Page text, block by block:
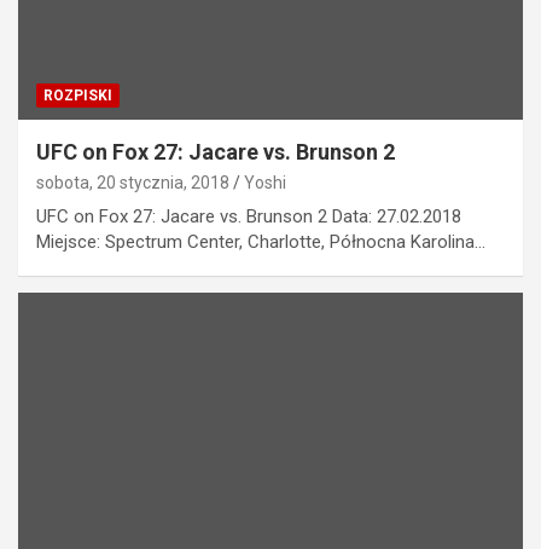
ROZPISKI
UFC on Fox 27: Jacare vs. Brunson 2
sobota, 20 stycznia, 2018 Yoshi
UFC on Fox 27: Jacare vs. Brunson 2 Data: 27.02.2018
Miejsce: Spectrum Center, Charlotte, Północna Karolina…